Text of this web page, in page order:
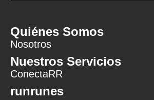
Quiénes Somos
Nosotros
Nuestros Servicios
ConectaRR
runrunes